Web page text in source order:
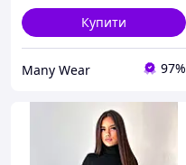
Купити
Many Wear 97%